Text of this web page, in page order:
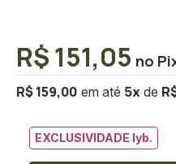
R$ 159,00 5x
R$ 151,05
EXCLUSIVIDADE lyb.